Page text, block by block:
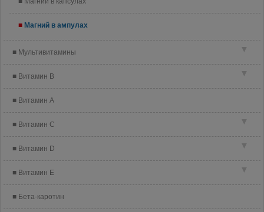
Магний в ампулах
▼
Мультивитамины
▼
Витамин B
Витамин A
▼
Витамин C
▼
Витамин D
▼
Витамин E
Бета-каротин